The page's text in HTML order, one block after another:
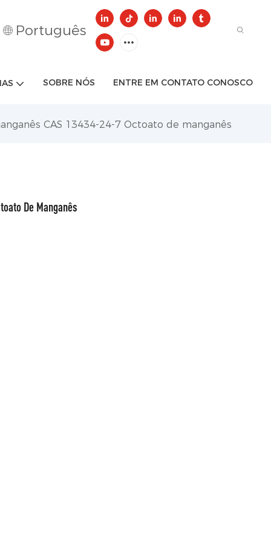
Português
SOBRE NÓS ENTRE EM CONTATO CONOSCO
CAS 13434-24-7 Octoato de manganês
De Manganês